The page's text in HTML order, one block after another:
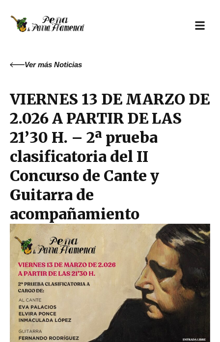
contenido
Ver más Noticias
VIERNES 13 DE MARZO DE
2.026 A PARTIR DE LAS
21’30 H. – 2ª prueba
clasificatoria del II
Concurso de Cante y
Guitarra de
acompañamiento